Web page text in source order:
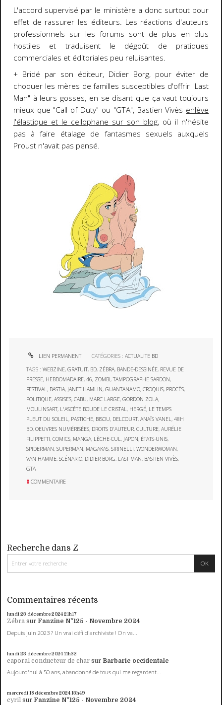
L'accord supervisé par le ministère a donc surtout pour
effet de rassurer les éditeurs. Les réactions d'auteurs
professionnels sur les forums sont de plus en plus
hostiles et traduisent le dégoût de pratiques
commerciales et éditoriales peu reluisantes.
+ Bridé par son éditeur, Didier Borg, pour éviter de
choquer les mères de familles susceptibles d'offrir "Last
Man" à leurs gosses, en se disant que ça vaut toujours
mieux que "Call of Duty" ou "GTA", Bastien Vivès enlève
l'élastique et le cellophane sur son blog, où il n'hésite
pas à faire étalage de fantasmes sexuels auxquels
Proust n'avait pas pensé.
LIEN PERMANENT CATÉGORIES :ACTUALITE BD
TAGS :WEBZINE,GRATUIT, BD, ZÉBRA, BANDE-DESSINÉE, REVUE DE
PRESSE, HEBDOMADAIRE,46, ZOMBI,TAMPOGRAPHE SARDON,
FESTIVAL , BASTIA, JANET HAMLIN,GUANTANAMO,CROQUIS, PROCÈS,
POLITIQUE,ASSISES,CABU, MARC LARGE,GORDON ZOLA,
MOULINSART, L'ASCÈTE BOUDE LE CRISTAL , HERGÉ, LE TEMPS
PLEUT DU SOLEIL , PASTICHE, BISOU, DELCOURT,ANAÏS VANEL ,48H
BD,OEUVRES NUMÉRISÉES, DROITS D'AUTEUR,CULTURE,AURÉLIE
FILIPPETTI,COMICS, MANGA, LÈCHE-CUL , JAPON, ÉTATS-UNIS,
SPIDERMAN,SUPERMAN, MAGAKAS,SIRINELLI,WONDERWOMAN,
VAN HAMME,SCÉNARIO, DIDIER BORG, LAST MAN, BASTIEN VIVÈS,
GTA
0 COMMENTAIRE
Recherche dans Z
Commentaires récents
lundi 23 décembre 202421h17
Zébra sur Fanzine N°125 - Novembre 2024
Depuis juin 2023 ? Un vrai défi d'archiviste ! On va...
lundi 23 décembre 202411h32
caporal conducteur de char sur Barbarie occidentale
Aujourd'hui à 50 ans, abandonné de tous qui me regardent...
mercredi 18 décembre 202413h49
cyril sur Fanzine N°125 - Novembre 2024